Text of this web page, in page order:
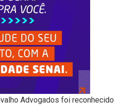
Advogados foi reconhecido